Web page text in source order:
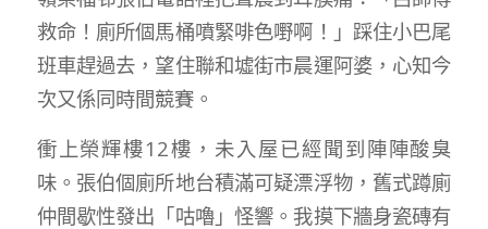
救命！廁所個馬桶噴緊啡色嘢啊！」踩住小巴尾
班車趕過去，望住聯和墟街市晨運阿婆，心知今
次又係同時間競賽。
衝上榮輝樓12樓，未入屋已經聞到陣陣酸臭
味。張伯個廁所地台積滿可疑漂浮物，舊式蹲廁
仲間歇性發出「咕嚕」怪響。我摸下牆身瓷磚有